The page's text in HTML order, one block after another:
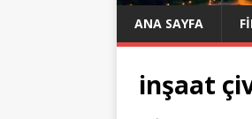
ANA SAYFA
inşaat